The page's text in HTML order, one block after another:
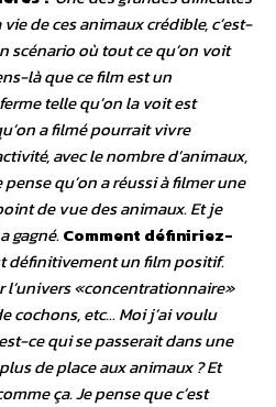
de ces animaux crédible, c’est-
scénario où tout ce qu’on voit
là que ce film est un
telle qu’on la voit est
a filmé pourrait vivre
avec le nombre d’animaux,
qu’on a réussi à filmer une
de vue des animaux. Et je
gagné.Comment définiriez-
définitivement un film positif.
«concentrationnaire»
cochons, etc… Moi j’ai voulu
ce qui se passerait dans une
de place aux animaux ? Et
ça. Je pense que c’est